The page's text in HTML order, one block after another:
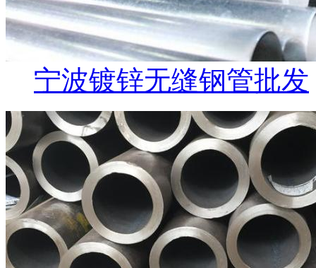
宁波镀锌无缝钢管批发